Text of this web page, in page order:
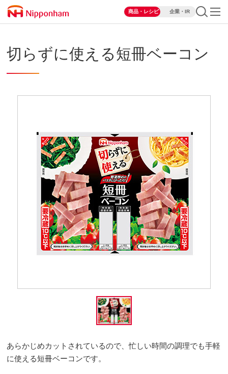
商品・レシピ 企業・IR
切らずに使える短冊ベーコン
あらかじめカットされているので、忙しい時間の調理でも手軽
に使える短冊ベーコンです。